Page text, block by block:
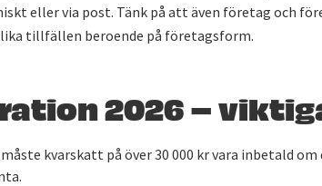
eller via post. Tänk på att även företag och
tillfällen beroende på företagsform.
2026 –
måste kvarskatt på över 30 000 kr vara inbetald